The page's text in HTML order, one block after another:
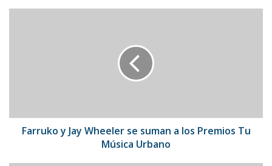
Premios
Farruko y Jay Wheeler se suman a los Premios Tu
Música Urbano